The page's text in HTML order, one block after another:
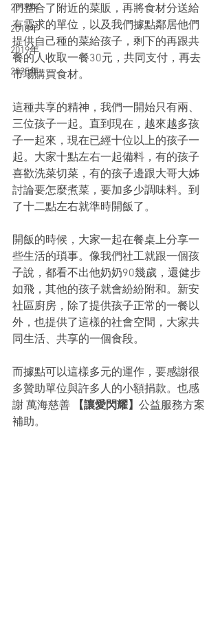
2017年
2018年
2019年
2025年
們整合了附近的菜販，再將食材分送給
有需求的單位，以及我們據點鄰居他們
提供自己種的菜給孩子，剩下的再跟共
餐的人收取一餐30元，共同支付，再去
市場購買食材。
這種共享的精神，我們一開始只有兩、
三位孩子一起。直到現在，越來越多孩
子一起來，現在已經十位以上的孩子一
起。大家十點左右一起備料，有的孩子
喜歡洗菜切菜，有的孩子邊跟大哥大姊
討論要怎麼煮菜，要加多少調味料。到
了十二點左右就準時開飯了。
開飯的時候，大家一起在餐桌上分享一
些生活的瑣事。像我們社工就跟一個孩
子說，都看不出他奶奶90幾歲，還健步
如飛，其他的孩子就會紛紛附和。新安
社區廚房，除了提供孩子正常的一餐以
外，也提供了這樣的社會空間，大家共
同生活、共享的一個食段。
而據點可以這樣多元的運作，要感謝很
多贊助單位與許多人的小額捐款。也感
謝 萬海慈善
【讓愛閃耀】 公益服務方案
補助。